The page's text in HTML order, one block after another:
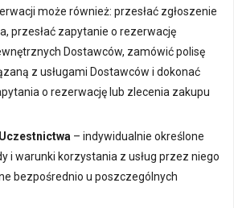
może również: przesłać zgłoszenie
przesłać zapytanie o rezerwację
Dostawców, zamówić polisę
z usługami Dostawców i dokonać
o rezerwację lub zlecenia zakupu
– indywidualnie określone
i warunki korzystania z usług przez niego
bezpośrednio u poszczególnych